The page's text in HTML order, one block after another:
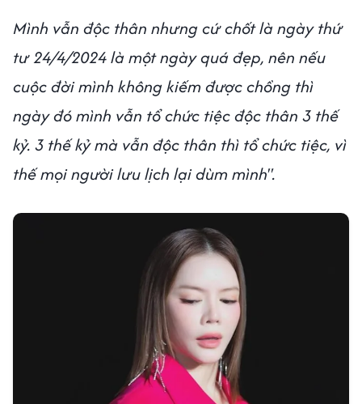
Mình vẫn độc thân nhưng cứ chốt là ngày thứ
tư 24/4/2024 là một ngày quá đẹp, nên nếu
cuộc đời mình không kiếm được chồng thì
ngày đó mình vẫn tổ chức tiệc độc thân 3 thế
kỷ. 3 thế kỷ mà vẫn độc thân thì tổ chức tiệc, vì
thế mọi người lưu lịch lại dùm mình".